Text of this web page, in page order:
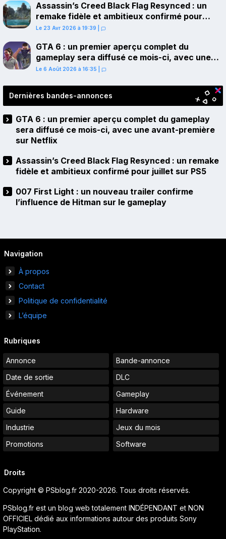
Assassin’s Creed Black Flag Resynced : un
remake fidèle et ambitieux confirmé pour
juillet sur PS5
Le 23 Avr 2026 à 19:39
GTA 6 : un premier aperçu complet du
gameplay sera diffusé ce mois-ci, avec une
avant-première sur Netflix
Le 6 Août 2026 à 16:35
Dernières bandes-annonces
GTA 6 : un premier aperçu complet du gameplay
sera diffusé ce mois-ci, avec une avant-première
sur Netflix
Assassin’s Creed Black Flag Resynced : un remake
fidèle et ambitieux confirmé pour juillet sur PS5
007 First Light : un nouveau trailer confirme
l’influence de Hitman sur le gameplay
Navigation
À propos
Contact
Politique de confidentialité
L’équipe
Rubriques
Annonce
Bande-annonce
Date de sortie
DLC
Événement
Gameplay
Guide
Hardware
Industrie
Jeux du mois
Promotions
Software
Droits
Copyright © PSblog.fr 2020-2026. Tous droits réservés.
PSblog.fr est un blog web totalement INDÉPENDANT et NON
OFFICIEL dédié aux informations autour des produits Sony
PlayStation.